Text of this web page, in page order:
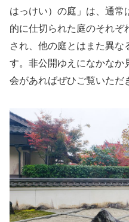
はっけい）の庭」は、通常
的に仕切られた庭のそれぞ
され、他の庭とはまた異な
す。非公開ゆえになかなか
会があればぜひご覧いただ